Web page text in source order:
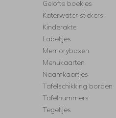
Gelofte boekjes
Katerwater stickers
Kinderakte
Labeltjes
Memoryboxen
Menukaarten
Naamkaartjes
Tafelschikking borden
Tafelnummers
Tegeltjes